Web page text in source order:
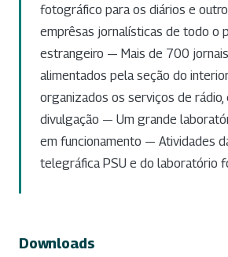
fotográfico para os diários e
emprêsas jornalísticas de todo o
estrangeiro — Mais de 700
alimentados pela seção do
organizados os serviços de rádio,
divulgação — Um grande
em funcionamento — Atividades
telegráfica PSU e do laboratório
Downloads